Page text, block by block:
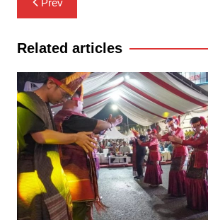
pos
Related articles